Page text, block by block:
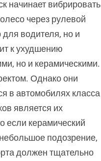
начинает вибрировать
через рулевой
для водителя, но и
к ухудшению
но и керамическими.
Однако они
в автомобилях класса
является их
если керамический
подозрение,
должен тщательно